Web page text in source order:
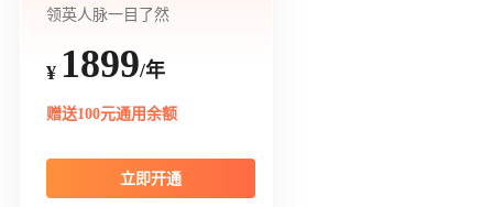
领英人脉一目了然
¥ 1899/年
赠送100元通用余额
立即开通